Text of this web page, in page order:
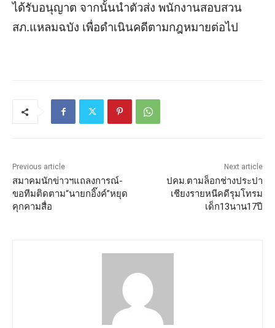
ได้รับอนุญาต จากนั้นนำตัวส่ง พนักงานสอบสวน
สภ.แหลมฉบัง เพื่อดำเนินคดีตามกฎหมายต่อไป
Previous article
สมาคมนักข่าวฯแถลงการณ์-
ขอทีมติดตาม“นายกอิ๊งค์”หยุด
คุกคามสื่อ
Next article
ปคม.ตามล็อกช่างประปา
เชียงรายหนีคดีรุมโทรม
เด็ก13นาน17ปี